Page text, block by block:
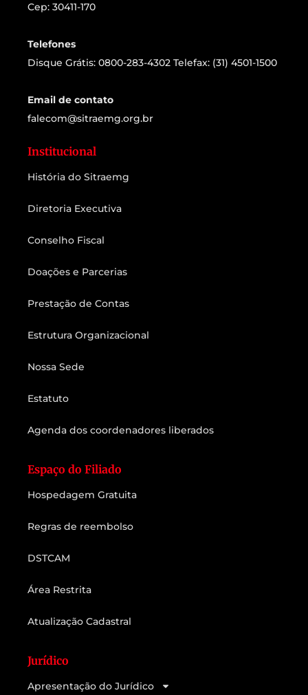
Cep: 30411-170
Telefones
Disque Grátis: 0800-283-4302 Telefax: (31) 4501-1500
Email de contato
falecom@sitraemg.org.br
Institucional
História do Sitraemg
Diretoria Executiva
Conselho Fiscal
Doações e Parcerias
Prestação de Contas
Estrutura Organizacional
Nossa Sede
Estatuto
Agenda dos coordenadores liberados
Espaço do Filiado
Hospedagem Gratuita
Regras de reembolso
DSTCAM
Área Restrita
Atualização Cadastral
Jurídico
Apresentação do Jurídico